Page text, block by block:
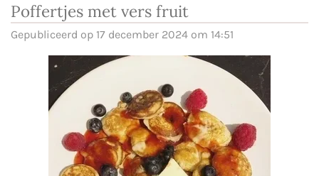
Poffertjes met vers fruit
Gepubliceerd op 17 december 2024 om 14:51